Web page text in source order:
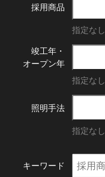
採用商品
指定なし
竣工年・
オープン年
指定なし
照明手法
指定なし
キーワード